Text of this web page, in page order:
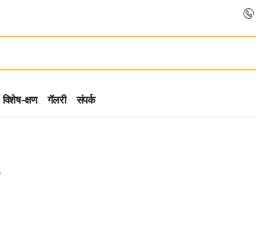
विशेष-क्षण गॅलरी संपर्क